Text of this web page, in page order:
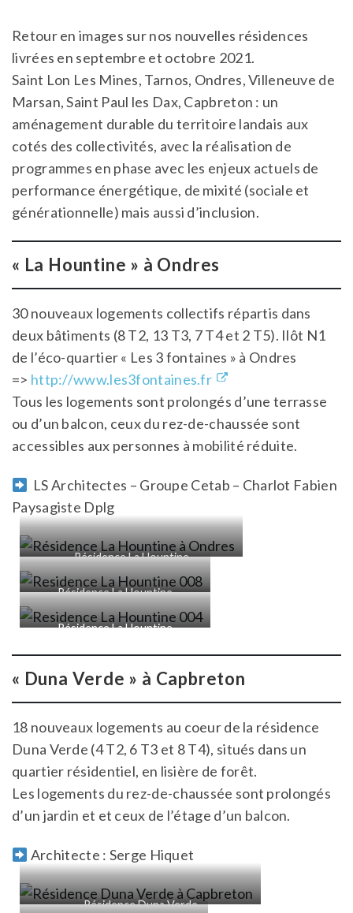
Retour en images sur nos nouvelles résidences
livrées en septembre et octobre 2021.
Saint Lon Les Mines, Tarnos, Ondres, Villeneuve de
Marsan, Saint Paul les Dax, Capbreton : un
aménagement durable du territoire landais aux
cotés des collectivités, avec la réalisation de
programmes en phase avec les enjeux actuels de
performance énergétique, de mixité (sociale et
générationnelle) mais aussi d’inclusion.
« La Hountine » à Ondres
30 nouveaux logements collectifs répartis dans
deux bâtiments (8 T2, 13 T3, 7 T4 et 2 T5). Ilôt N1
de l’éco-quartier « Les 3 fontaines » à Ondres
=> http://www.les3fontaines.fr
Tous les logements sont prolongés d’une terrasse
ou d’un balcon, ceux du rez-de-chaussée sont
accessibles aux personnes à mobilité réduite.
LS Architectes – Groupe Cetab – Charlot Fabien
Paysagiste Dplg
Résidence La Hountine
Résidence La Hountine
Résidence La Hountine
« Duna Verde » à Capbreton
18 nouveaux logements au coeur de la résidence
Duna Verde (4 T2, 6 T3 et 8 T4), situés dans un
quartier résidentiel, en lisière de forêt.
Les logements du rez-de-chaussée sont prolongés
d’un jardin et et ceux de l’étage d’un balcon.
Architecte : Serge Hiquet
Résidence Duna Verde